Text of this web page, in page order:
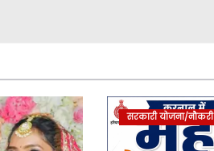
सरकारी योजना/नौकरी